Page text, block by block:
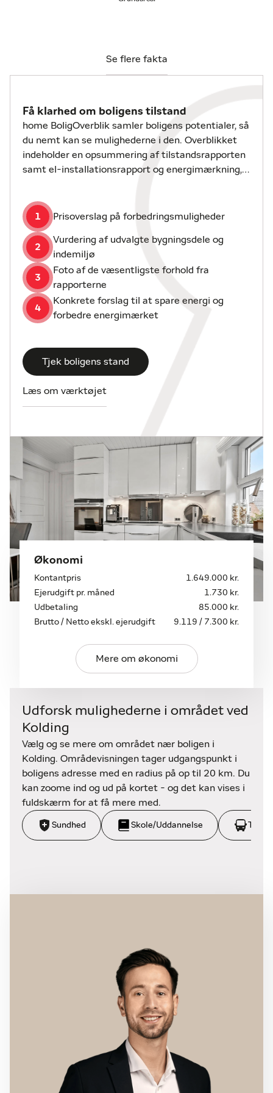
fritidsaktiviteter venter. Denne beliggenhed
kombinerer ro og bekvemmelighed på bedste vis.
Se flere fakta
Få klarhed om boligens tilstand
home BoligOverblik samler boligens potentialer, så
du nemt kan se mulighederne i den. Overblikket
indeholder en opsummering af tilstandsrapporten
samt el-installationsrapport og energimærkning,
1 Prisoverslag på forbedringsmuligheder
2
Vurdering af udvalgte bygningsdele og
indemiljø
3
Foto af de væsentligste forhold fra
rapporterne
4
Konkrete forslag til at spare energi og
forbedre energimærket
Tjek boligens stand
Læs om værktøjet
Økonomi
Kontantpris
1.649.000 kr.
Ejerudgift pr. måned
1.730 kr.
Udbetaling
85.000 kr.
Brutto / Netto ekskl. ejerudgift
9.119 / 7.300 kr.
Mere om økonomi
Udforsk mulighederne i området ved
Kolding
Vælg og se mere om området nær boligen i
Kolding. Områdevisningen tager udgangspunkt i
boligens adresse med en radius på op til 20 km. Du
kan zoome ind og ud på kortet - og det kan vises i
fuldskærm for at få mere med.
Sundhed Skole/Uddannelse